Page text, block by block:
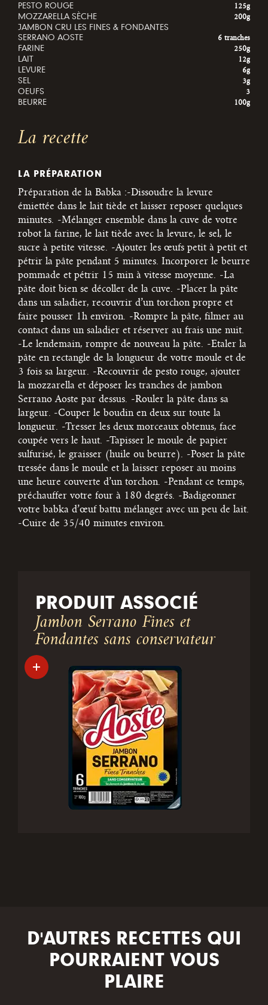
PESTO ROUGE 125g
MOZZARELLA SÈCHE 200g
JAMBON CRU LES FINES & FONDANTES
SERRANO AOSTE
6 tranches
FARINE 250g
LAIT 12g
LEVURE 6g
SEL 3g
OEUFS 3
BEURRE 100g
La recette
LA PRÉPARATION
Préparation de la Babka :-Dissoudre la levure
émiettée dans le lait tiède et laisser reposer quelques
minutes. -Mélanger ensemble dans la cuve de votre
robot la farine, le lait tiède avec la levure, le sel, le
sucre à petite vitesse. -Ajouter les œufs petit à petit et
pétrir la pâte pendant 5 minutes. Incorporer le beurre
pommade et pétrir 15 min à vitesse moyenne. -La
pâte doit bien se décoller de la cuve. -Placer la pâte
dans un saladier, recouvrir d’un torchon propre et
faire pousser 1h environ. -Rompre la pâte, filmer au
contact dans un saladier et réserver au frais une nuit.
-Le lendemain, rompre de nouveau la pâte. -Etaler la
pâte en rectangle de la longueur de votre moule et de
3 fois sa largeur. -Recouvrir de pesto rouge, ajouter
la mozzarella et déposer les tranches de jambon
Serrano Aoste par dessus. -Rouler la pâte dans sa
largeur. -Couper le boudin en deux sur toute la
longueur. -Tresser les deux morceaux obtenus, face
coupée vers le haut. -Tapisser le moule de papier
sulfurisé, le graisser (huile ou beurre). -Poser la pâte
tressée dans le moule et la laisser reposer au moins
une heure couverte d’un torchon. -Pendant ce temps,
préchauffer votre four à 180 degrés. -Badigeonner
votre babka d’œuf battu mélanger avec un peu de lait.
-Cuire de 35/40 minutes environ.
PRODUIT ASSOCIÉ
Jambon Serrano Fines et
Fondantes sans conservateur
D'AUTRES RECETTES QUI
POURRAIENT VOUS
PLAIRE